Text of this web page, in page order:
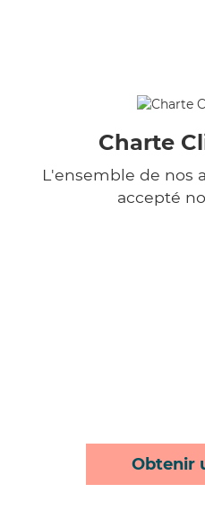
Charte
L'ensemble de nos
accepté
Obtenir